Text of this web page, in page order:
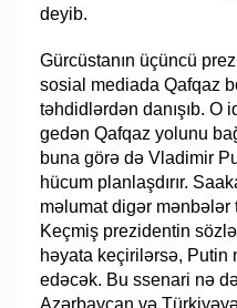
deyib.
Gürcüstanın üçüncü
sosial mediada Qafqaz
təhdidlərdən danışıb. O
gedən Qafqaz yolunu
buna görə də Vladimir
hücum planlaşdırır.
məlumat digər
Keçmiş prezidentin
həyata keçirilərsə, Putin
edəcək. Bu ssenari nə
Azərbaycan və Türkiyəyə